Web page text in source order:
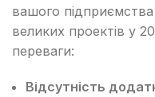
вашого
великих проектів у
переваги:
Відсутність